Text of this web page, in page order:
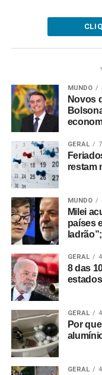
MUNDO
Novos
GERAL
restam
MUNDO
Milei
países
GERAL
8 das
GERAL
Por
GERAL